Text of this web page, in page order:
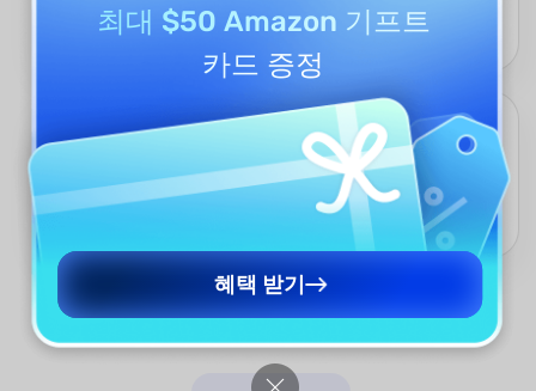
답변 생성기는 사용자의 배경과 경력 목표에 맞춘 고유한 답변을 만
들어냅니다.
무제한 답변 다듬기
최대 100회 무료 사용으로, UPDF AI 면접 답변 생성기는 답변을 반
복적으로 수정하고 다듬을 수 있으며, 톤, 예시, 구조를 조정하여 완
전히 만족할 때까지 최적화할 수 있습니다.
최대 $50 Amazon 기프트
카드 증정
혜택 받기